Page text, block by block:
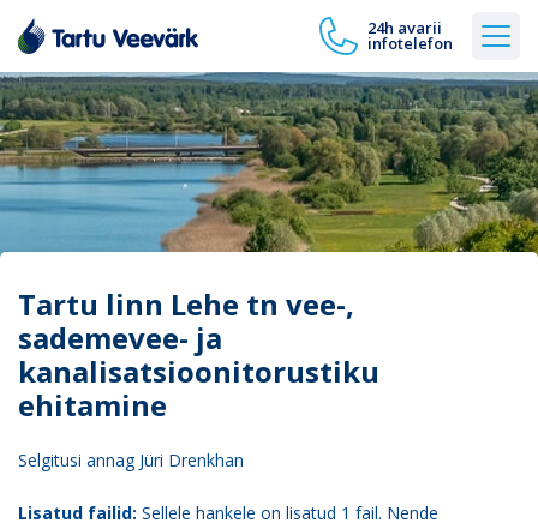
24h avarii
infotelefon
Tartu linn Lehe tn vee-,
sademevee- ja
kanalisatsioonitorustiku
ehitamine
Selgitusi annag Jüri Drenkhan
Lisatud failid: Sellele hankele on lisatud 1 fail. Nende